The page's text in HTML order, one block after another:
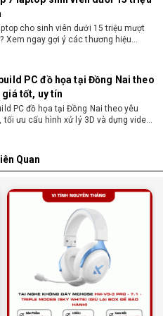
tốt, uy tín
PC đồ họa tại Đồng Nai theo yêu
tối ưu cấu hình xử lý 3D và dựng video
laptop học sinh, sinh viên nên
mẫu laptop cho học sinh sinh viên
ngân sách và ngành học: tiêu chí
PC gaming tại Đồng Nai uy
nghiệp
PC gaming tại Đồng Nai uy tín, cấu
tối ưu chi phí, test máy tại chỗ. Khám
địa chỉ tư vấn và lắp đặt dàn PC chơi
công suất nguồn PC chi tiết dễ
suất nguồn PC giúp bạn chọn PSU
bảo hệ thống vận hành ổn định và
phí. Xem ngay hướng dẫn tại đây
Quan